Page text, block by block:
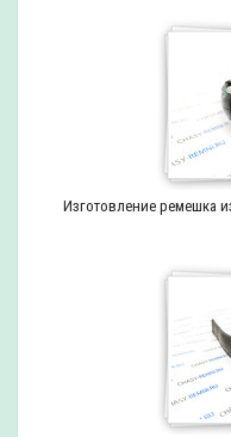
Изготовление ремешка